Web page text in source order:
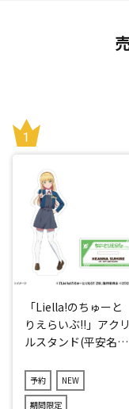
「Liella!のちゅーと
りえらいぶ!!」アクリ
ルスタンド(平安名す
予約 NEW
期間限定